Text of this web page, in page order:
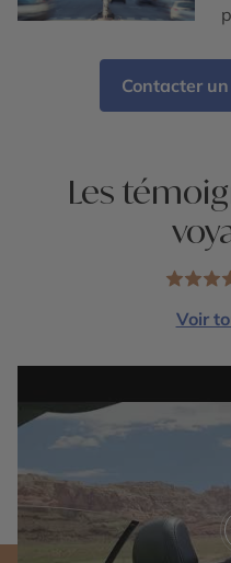
Contacter
Les
Voir